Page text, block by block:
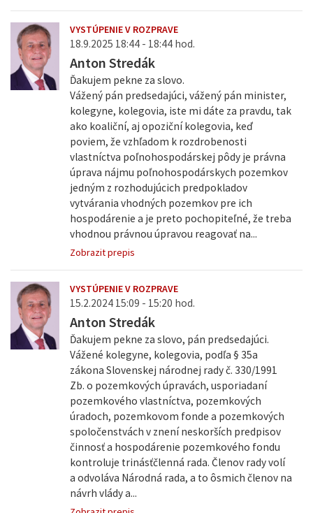
VYSTÚPENIE V ROZPRAVE
18.9.2025 18:44 - 18:44 hod.
Anton Stredák
Ďakujem pekne za slovo.
Vážený pán predsedajúci, vážený pán minister,
kolegyne, kolegovia, iste mi dáte za pravdu, tak
ako koaliční, aj opoziční kolegovia, keď
poviem, že vzhľadom k rozdrobenosti
vlastníctva poľnohospodárskej pôdy je právna
úprava nájmu poľnohospodárskych pozemkov
jedným z rozhodujúcich predpokladov
vytvárania vhodných pozemkov pre ich
hospodárenie a je preto pochopiteľné, že treba
vhodnou právnou úpravou reagovať na...
Zobrazit prepis
VYSTÚPENIE V ROZPRAVE
15.2.2024 15:09 - 15:20 hod.
Anton Stredák
Ďakujem pekne za slovo, pán predsedajúci.
Vážené kolegyne, kolegovia, podľa § 35a
zákona Slovenskej národnej rady č. 330/1991
Zb. o pozemkových úpravách, usporiadaní
pozemkového vlastníctva, pozemkových
úradoch, pozemkovom fonde a pozemkových
spoločenstvách v znení neskorších predpisov
činnosť a hospodárenie pozemkového fondu
kontroluje trinásťčlenná rada. Členov rady volí
a odvoláva Národná rada, a to ôsmich členov na
návrh vlády a...